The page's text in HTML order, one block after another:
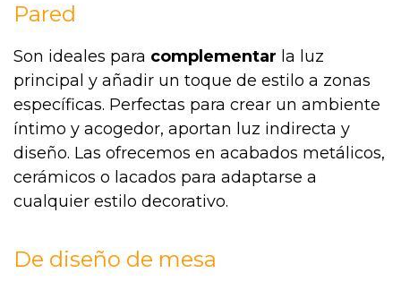
Pared
Son ideales para complementar la luz
principal y añadir un toque de estilo a zonas
específicas. Perfectas para crear un ambiente
íntimo y acogedor, aportan luz indirecta y
diseño. Las ofrecemos en acabados metálicos,
cerámicos o lacados para adaptarse a
cualquier estilo decorativo.
De diseño de mesa